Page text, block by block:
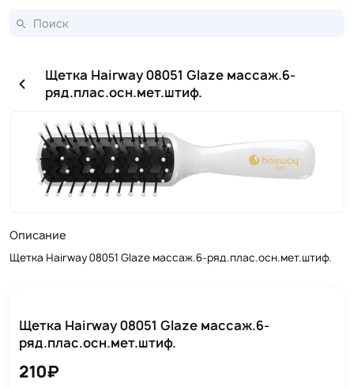
Щетка Hairway 08051 Glaze массаж.6-
ряд.плас.осн.мет.штиф.
Описание
Щетка Hairway 08051 Glaze массаж.6-ряд.плас.осн.мет.штиф.
Щетка Hairway 08051 Glaze массаж.6-
ряд.плас.осн.мет.штиф.
210₽